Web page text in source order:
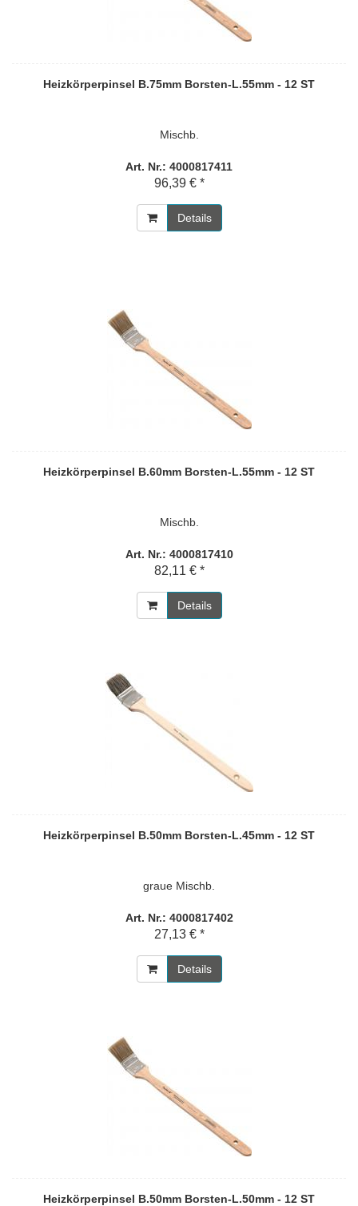
Heizkörperpinsel B.75mm Borsten-L.55mm - 12 ST
Mischb.
Art. Nr.: 4000817411
96,39 € *
Details
Heizkörperpinsel B.60mm Borsten-L.55mm - 12 ST
Mischb.
Art. Nr.: 4000817410
82,11 € *
Details
Heizkörperpinsel B.50mm Borsten-L.45mm - 12 ST
graue Mischb.
Art. Nr.: 4000817402
27,13 € *
Details
Heizkörperpinsel B.50mm Borsten-L.50mm - 12 ST